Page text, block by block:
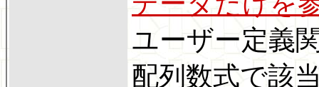
ユーザー定義
配列数式で該